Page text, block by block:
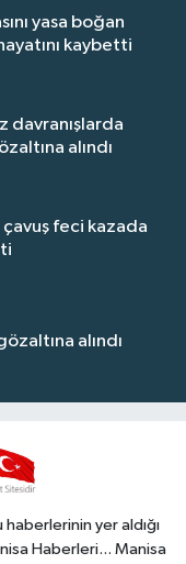
yasa boğan
kaybetti
davranışlarda
alındı
çavuş feci kazada
alındı
yer aldığı
Haberleri... Manisa